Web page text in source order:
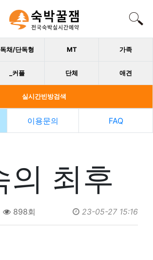
독채/단독형 MT 가족
_커플 단체 애견
실시간빈방검색
이용문의 FAQ
의 최후
898회 23-05-27 15:16